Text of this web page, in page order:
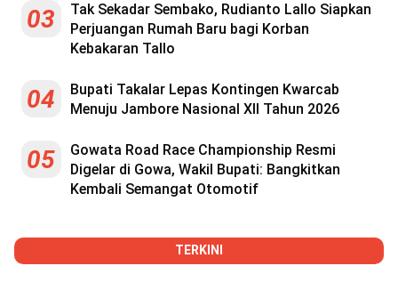
03
Tak Sekadar Sembako, Rudianto Lallo Siapkan
Perjuangan Rumah Baru bagi Korban
Kebakaran Tallo
04
Bupati Takalar Lepas Kontingen Kwarcab
Menuju Jambore Nasional XII Tahun 2026
05
Gowata Road Race Championship Resmi
Digelar di Gowa, Wakil Bupati: Bangkitkan
Kembali Semangat Otomotif
TERKINI